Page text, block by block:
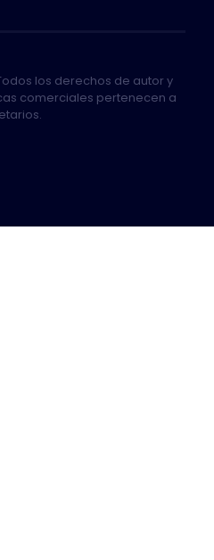
los derechos de autor y
comerciales pertenecen a